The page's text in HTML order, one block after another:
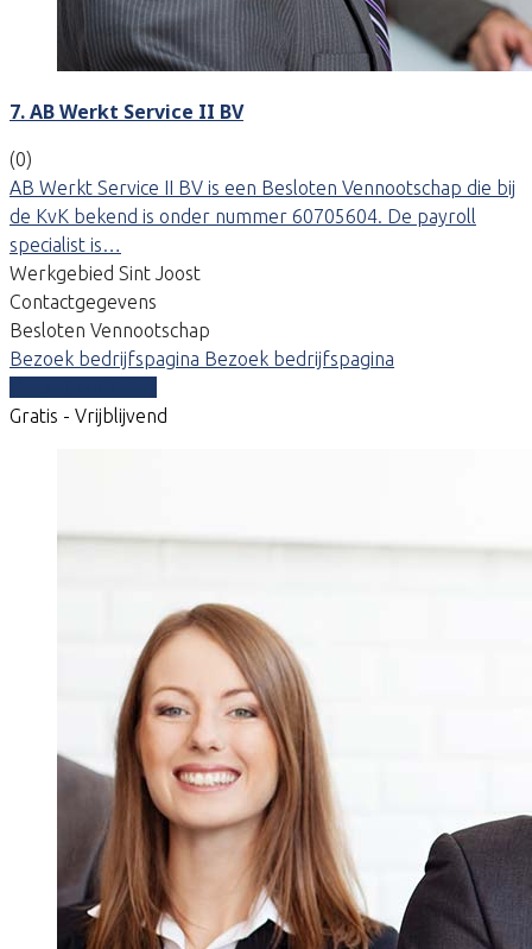
7. AB Werkt Service II BV
(0)
AB Werkt Service II BV is een Besloten Vennootschap die bij
de KvK bekend is onder nummer 60705604. De payroll
specialist is…
Werkgebied Sint Joost
Contactgegevens
Besloten Vennootschap
Bezoek bedrijfspagina Bezoek bedrijfspagina
Gratis - Vrijblijvend